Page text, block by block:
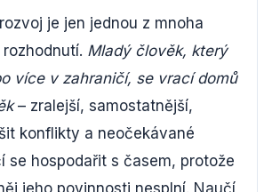
je jen jednou z mnoha
Mladý člověk, který
více v zahraničí, se vrací domů
– zralejší, samostatnější,
konflikty a neočekávané
se hospodařit s časem, protože
jeho povinnosti nesplní. Naučí